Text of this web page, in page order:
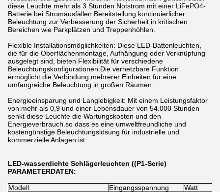
diese Leuchte mehr als 3 Stunden Notstrom mit einer LiFePO4-
Batterie bei Stromausfällen.Bereitstellung kontinuierlicher
Beleuchtung zur Verbesserung der Sicherheit in kritischen
Bereichen wie Parkplätzen und Treppenhöhlen.
Flexible Installationsmöglichkeiten: Diese LED-Battenleuchten,
die für die Oberflächenmontage, Aufhängung oder Verknüpfung
ausgelegt sind, bieten Flexibilität für verschiedene
Beleuchtungskonfigurationen.Die vernetzbare Funktion
ermöglicht die Verbindung mehrerer Einheiten für eine
umfangreiche Beleuchtung in großen Räumen.
Energieeinsparung und Langlebigkeit: Mit einem Leistungsfaktor
von mehr als 0,9 und einer Lebensdauer von 54.000 Stunden
senkt diese Leuchte die Wartungskosten und den
Energieverbrauch.so dass es eine umweltfreundliche und
kostengünstige Beleuchtungslösung für industrielle und
kommerzielle Anlagen ist.
LED-wasserdichte Schlägerleuchten ((P1-Serie)
PARAMETERDATEN:
Modell Eingangsspannung Watt